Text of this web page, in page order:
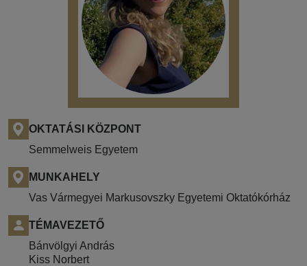
OKTATÁSI KÖZPONT
Semmelweis Egyetem
MUNKAHELY
Vas Vármegyei Markusovszky Egyetemi Oktatókórház
TÉMAVEZETŐ
Bánvölgyi András
Kiss Norbert